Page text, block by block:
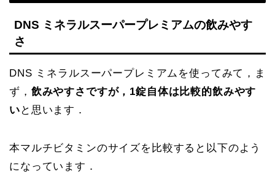
DNS ミネラルスーパープレミアムの飲みやす
さ
DNS ミネラルスーパープレミアムを使ってみて，ま
ず， 飲みやすさですが，1錠自体は比較的飲みやす
い と思います．
本マルチビタミンのサイズを比較すると以下のよう
になっています．